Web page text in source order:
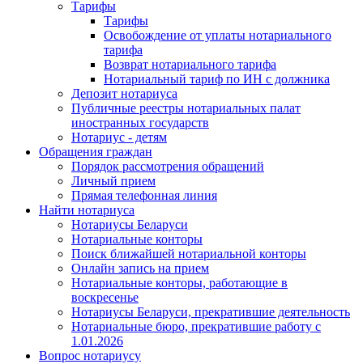
Тарифы
Тарифы
Освобождение от уплаты нотариального
тарифа
Возврат нотариального тарифа
Нотариальный тариф по ИН с должника
Депозит нотариуса
Публичные реестры нотариальных палат
иностранных государств
Нотариус - детям
Обращения граждан
Порядок рассмотрения обращений
Личный прием
Прямая телефонная линия
Найти нотариуса
Нотариусы Беларуси
Нотариальные конторы
Поиск ближайшей нотариальной конторы
Онлайн запись на прием
Нотариальные конторы, работающие в
воскресенье
Нотариусы Беларуси, прекратившие деятельность
Нотариальные бюро, прекратившие работу с
1.01.2026
Вопрос нотариусу